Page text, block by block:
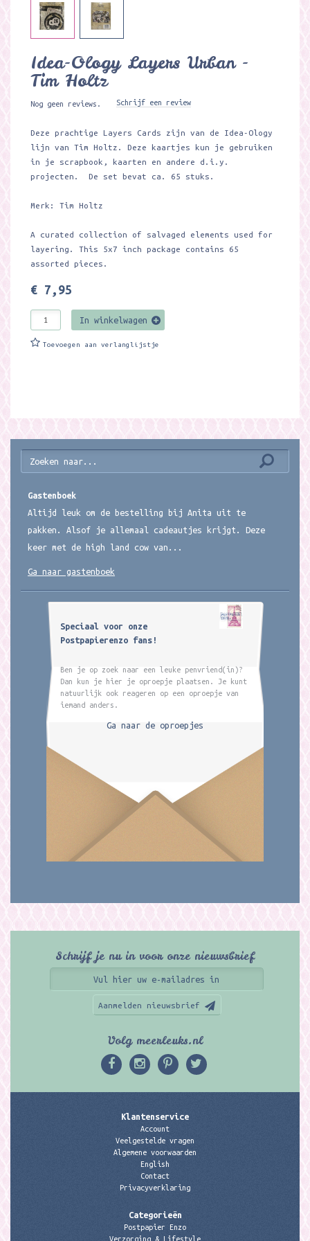
Idea-Ology Layers Urban -
Tim Holtz
Nog geen reviews. Schrijf een review
Deze prachtige Layers Cards zijn van de Idea-Ology
lijn van Tim Holtz. Deze kaartjes kun je gebruiken
in je scrapbook, kaarten en andere d.i.y.
projecten. De set bevat ca. 65 stuks.
Merk: Tim Holtz
A curated collection of salvaged elements used for
layering. This 5x7 inch package contains 65
assorted pieces.
€ 7,95
In winkelwagen
Toevoegen aan verlanglijstje
Gastenboek
Altijd leuk om de bestelling bij Anita uit te
pakken. Alsof je allemaal cadeautjes krijgt. Deze
keer met de high land cow van...
Ga naar gastenboek
Speciaal voor onze
Postpapierenzo fans!
Ben je op zoek naar een leuke penvriend(in)?
Dan kun je hier je oproepje plaatsen. Je kunt
natuurlijk ook reageren op een oproepje van
iemand anders.
Ga naar de oproepjes
Schrijf je nu in voor onze nieuwsbrief
Aanmelden nieuwsbrief
Volg meerleuks.nl
Klantenservice
Account
Veelgestelde vragen
Algemene voorwaarden
English
Contact
Privacyverklaring
Categorieën
Postpapier Enzo
Verzorging & Lifestyle